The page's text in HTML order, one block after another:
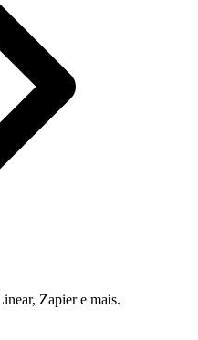
Zapier e mais.